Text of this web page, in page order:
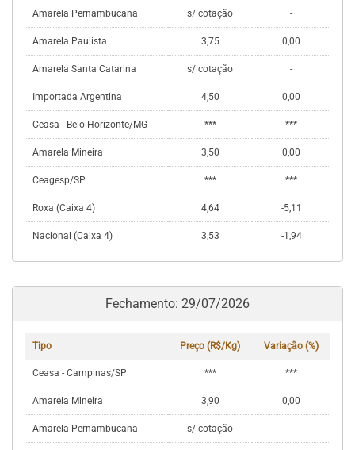
Amarela Pernambucana s/ cotação -
Amarela Paulista 3,75 0,00
Amarela Santa Catarina s/ cotação -
Importada Argentina 4,50 0,00
Ceasa - Belo Horizonte/MG *** ***
Amarela Mineira 3,50 0,00
Ceagesp/SP *** ***
Roxa (Caixa 4) 4,64 -5,11
Nacional (Caixa 4) 3,53 -1,94
Fechamento: 29/07/2026
Tipo Preço (R$/Kg) Variação (%)
Ceasa - Campinas/SP *** ***
Amarela Mineira 3,90 0,00
Amarela Pernambucana s/ cotação -